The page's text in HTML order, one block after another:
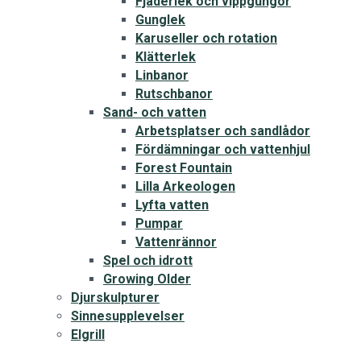
Gunglek
Karuseller och rotation
Klätterlek
Linbanor
Rutschbanor
Sand- och vatten
Arbetsplatser och sandlådor
Fördämningar och vattenhjul
Forest Fountain
Lilla Arkeologen
Lyfta vatten
Pumpar
Vattenrännor
Spel och idrott
Growing Older
Djurskulpturer
Sinnesupplevelser
Elgrill